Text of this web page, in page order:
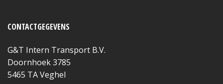
CONTACTGEGEVENS
G&T Intern Transport B.V.
Doornhoek 3785
5465 TA Veghel